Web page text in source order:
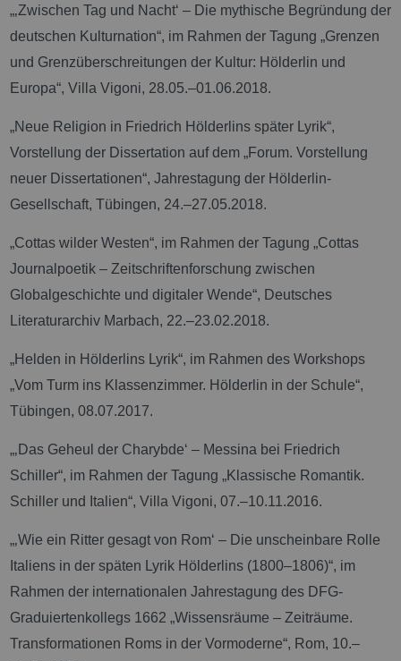
„‚Zwischen Tag und Nacht‘ – Die mythische Begründung der
deutschen Kulturnation“, im Rahmen der Tagung „Grenzen
und Grenzüberschreitungen der Kultur: Hölderlin und
Europa“, Villa Vigoni, 28.05.–01.06.2018.
„Neue Religion in Friedrich Hölderlins später Lyrik“,
Vorstellung der Dissertation auf dem „Forum. Vorstellung
neuer Dissertationen“, Jahrestagung der Hölderlin-
Gesellschaft, Tübingen, 24.–27.05.2018.
„Cottas wilder Westen“, im Rahmen der Tagung „Cottas
Journalpoetik – Zeitschriftenforschung zwischen
Globalgeschichte und digitaler Wende“, Deutsches
Literaturarchiv Marbach, 22.–23.02.2018.
„Helden in Hölderlins Lyrik“, im Rahmen des Workshops
„Vom Turm ins Klassenzimmer. Hölderlin in der Schule“,
Tübingen, 08.07.2017.
„‚Das Geheul der Charybde‘ – Messina bei Friedrich
Schiller“, im Rahmen der Tagung „Klassische Romantik.
Schiller und Italien“, Villa Vigoni, 07.–10.11.2016.
„‚Wie ein Ritter gesagt von Rom‘ – Die unscheinbare Rolle
Italiens in der späten Lyrik Hölderlins (1800–1806)“, im
Rahmen der internationalen Jahrestagung des DFG-
Graduiertenkollegs 1662 „Wissensräume – Zeiträume.
Transformationen Roms in der Vormoderne“, Rom, 10.–